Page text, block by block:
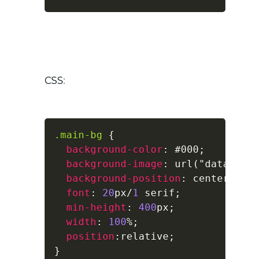
CSS:
.main-bg
{
background-color : #000 ;
background-image : url ( "data:image/
background-position :
center
font : 20px/1 serif ;
min-height : 400px ;
width : 100%;
position : relative ;
}